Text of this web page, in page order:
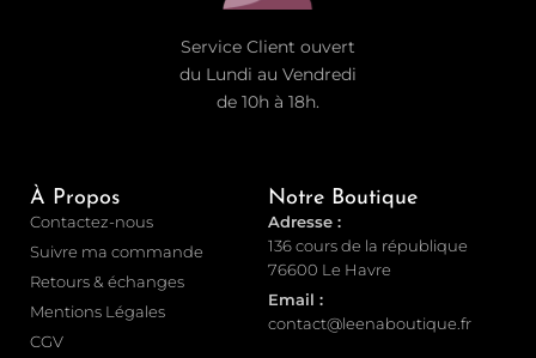
Service Client ouvert
du Lundi au Vendredi
de 10h à 18h.
À Propos
Contactez-nous
Suivre ma commande
Retours & échanges
Mentions Légales
CGV
Notre Boutique
Adresse :
136 cours de la république
76600 Le Havre
Email :
contact@leenaboutique.fr